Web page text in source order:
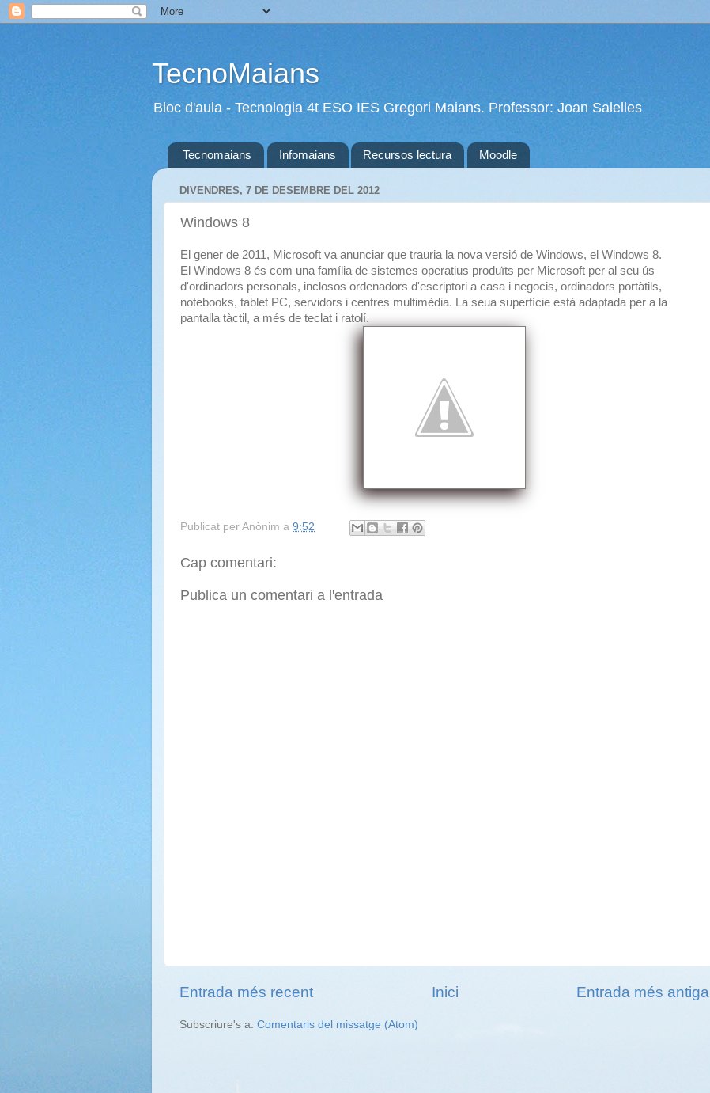
TecnoMaians
Bloc d'aula - Tecnologia 4t ESO IES Gregori Maians. Professor: Joan Salelles
Tecnomaians Infomaians Recursos lectura Moodle
DIVENDRES, 7 DE DESEMBRE DEL 2012
Windows 8
El gener de 2011, Microsoft va anunciar que trauria la nova versió de Windows, el Windows 8.
El Windows 8 és com una família de sistemes operatius produïts per Microsoft per al seu ús
d'ordinadors personals, inclosos ordenadors d'escriptori a casa i negocis, ordinadors portàtils,
notebooks, tablet PC, servidors i centres multimèdia. La seua superfície està adaptada per a la
pantalla tàctil, a més de teclat i ratolí.
Publicat per Anònim a 9:52
Cap comentari:
Publica un comentari a l'entrada
Entrada més recent Entrada més antiga
Inici
Subscriure's a: Comentaris del missatge (Atom)